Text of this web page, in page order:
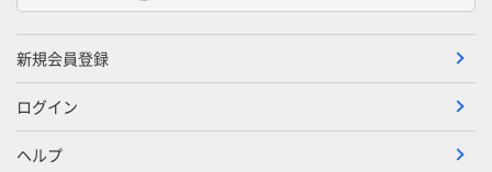
新規会員登録
ログイン
ヘルプ